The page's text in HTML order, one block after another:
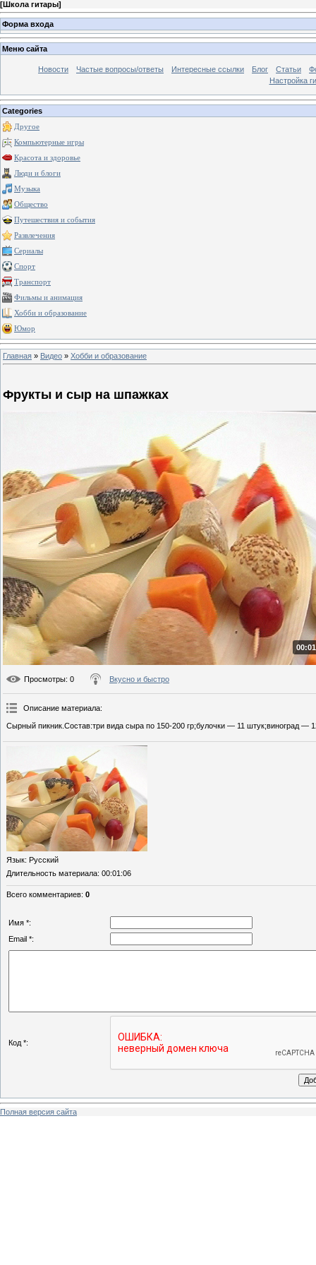
[Школа гитары]
Форма входа
Меню сайта
Новости Частые вопросы/ответы Интересные ссылки Блог Статьи
Настройка
Categories
Другое
Компьютерные игры
Красота и здоровье
Люди и блоги
Музыка
Общество
Путешествия и события
Развлечения
Сериалы
Спорт
Транспорт
Фильмы и анимация
Хобби и образование
Юмор
Главная » Видео » Хобби и образование
Фрукты и сыр на шпажках
Просмотры: 0 Вкусно и быстро
Описание материала:
Сырный пикник.Состав:три вида сыра по 150-200 гр;булочки — 11 штук;виноград —
Язык: Русский
Длительность материала: 00:01:06
Всего комментариев: 0
Имя *:
Email *:
Код *:
Полная версия сайта